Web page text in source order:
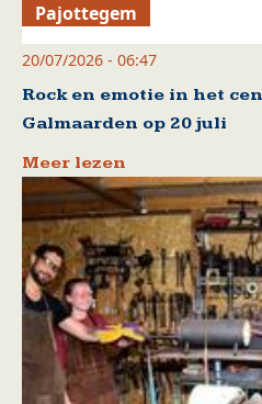
Pajottegem
20/07/2026 - 06:47
Rock en emotie in het
Galmaarden op 20 juli
Meer lezen